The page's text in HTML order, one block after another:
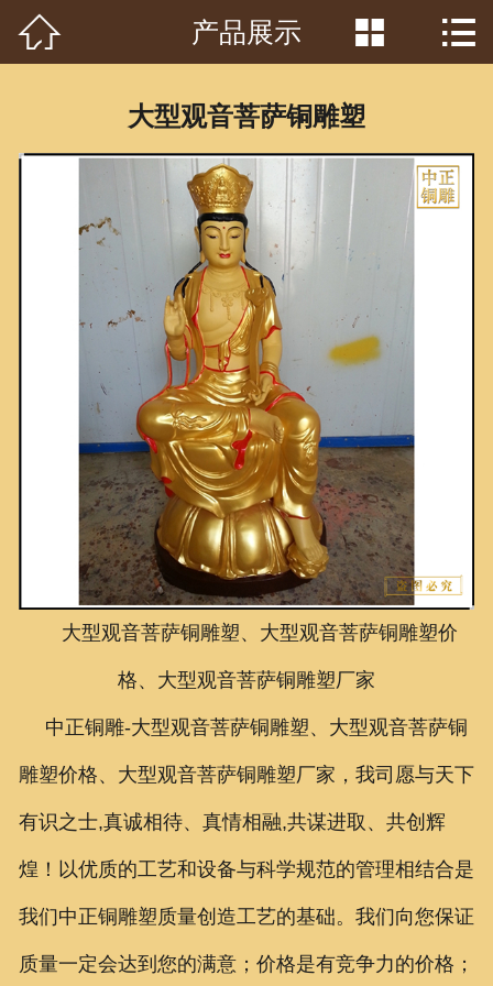
首页
产品中心
客户见证
常识问答
新闻资讯
荣誉资质
泥塑鉴赏
联系我们
 产品展示  
大型观音菩萨铜雕塑
大型观音菩萨铜雕塑、大型观音菩萨铜雕塑价
格、大型观音菩萨铜雕塑厂家
中正铜雕-大型观音菩萨铜雕塑、大型观音菩萨铜
雕塑价格、大型观音菩萨铜雕塑厂家 ，我司愿与天下
有识之士,真诚相待、真情相融,共谋进取、共创辉
煌！以优质的工艺和设备与科学规范的管理相结合是
我们中正铜雕塑质量创造工艺的基础。我们向您保证
质量一定会达到您的满意；价格是有竞争力的价格；